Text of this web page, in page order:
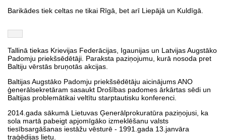
Barikādes tiek celtas ne tikai Rīgā, bet arī Liepājā un Kuldīgā.
Tallinā tiekas Krievijas Federācijas, Igaunijas un Latvijas Augstāko
Padomju priekšsēdētāji. Paraksta paziņojumu, kurā nosoda pret
Baltiju vērstās bruņotās akcijas.
Baltijas Augstāko Padomju priekšsēdētāju aicinājums ANO
ģenerālsekretāram sasaukt Drošības padomes ārkārtas sēdi un
Baltijas problemātikai veltītu starptautisku konferenci.
2014.gada sākumā Lietuvas Ģenerālprokuratūra paziņojusi, ka
sola martā pabeigt apjomīgāko izmeklēšanu valsts
tiesībsargāšanas iestāžu vēsturē - 1991.gada 13.janvāra
traģēdijas lietu.